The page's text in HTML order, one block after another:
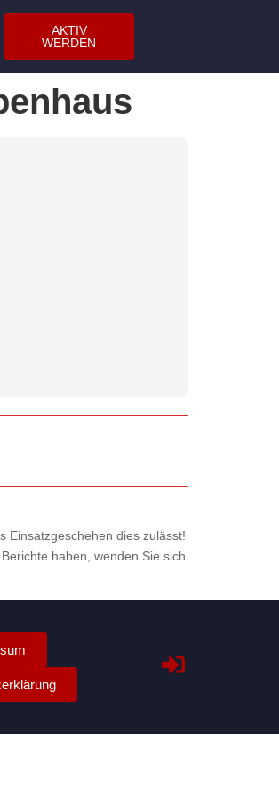
AKTIV
WERDEN
Einsatzgeschehen dies zulässt!
haben, wenden Sie sich